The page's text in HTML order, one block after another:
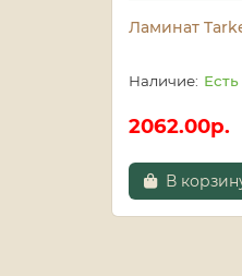
Ламинат
2062.00р.
В